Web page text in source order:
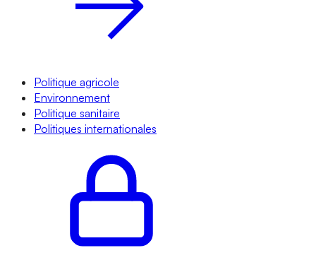
Politique agricole
Environnement
Politique sanitaire
Politiques internationales